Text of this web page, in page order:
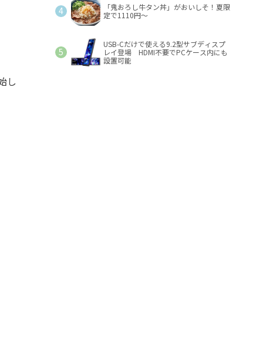
し
「鬼おろし牛タン丼」がおいしそ！夏限
定で1110円～
USB-Cだけで使える9.2型サブディスプ
レイ登場 HDMI不要でPCケース内にも
設置可能